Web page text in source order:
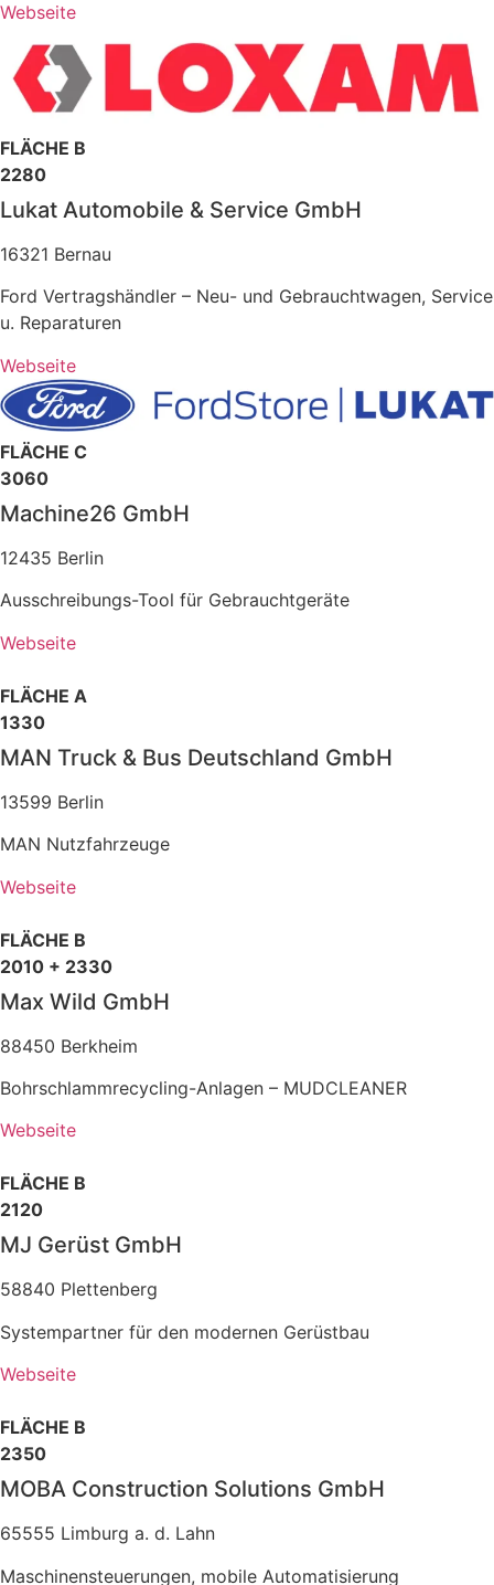
Webseite
FLÄCHE B
2280
Lukat Automobile & Service GmbH
16321 Bernau
Ford Vertragshändler – Neu- und Gebrauchtwagen, Service
u. Reparaturen
Webseite
FLÄCHE C
3060
Machine26 GmbH
12435 Berlin
Ausschreibungs-Tool für Gebrauchtgeräte
Webseite
FLÄCHE A
1330
MAN Truck & Bus Deutschland GmbH
13599 Berlin
MAN Nutzfahrzeuge
Webseite
FLÄCHE B
2010 + 2330
Max Wild GmbH
88450 Berkheim
Bohrschlammrecycling-Anlagen – MUDCLEANER
Webseite
FLÄCHE B
2120
MJ Gerüst GmbH
58840 Plettenberg
Systempartner für den modernen Gerüstbau
Webseite
FLÄCHE B
2350
MOBA Construction Solutions GmbH
65555 Limburg a. d. Lahn
Maschinensteuerungen, mobile Automatisierung